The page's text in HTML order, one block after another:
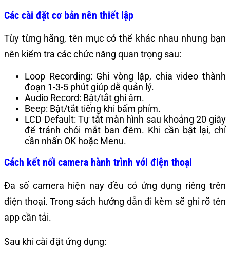
Các cài đặt cơ bản nên thiết lập
Tùy từng hãng, tên mục có thể khác nhau nhưng bạn
nên kiểm tra các chức năng quan trọng sau:
Loop Recording: Ghi vòng lặp, chia video thành
đoạn 1-3-5 phút giúp dễ quản lý.
Audio Record: Bật/tắt ghi âm.
Beep: Bật/tắt tiếng khi bấm phím.
LCD Default: Tự tắt màn hình sau khoảng 20 giây
để tránh chói mắt ban đêm. Khi cần bật lại, chỉ
cần nhấn OK hoặc Menu.
Cách kết nối camera hành trình với điện thoại
Đa số camera hiện nay đều có ứng dụng riêng trên
điện thoại. Trong sách hướng dẫn đi kèm sẽ ghi rõ tên
app cần tải.
Sau khi cài đặt ứng dụng: